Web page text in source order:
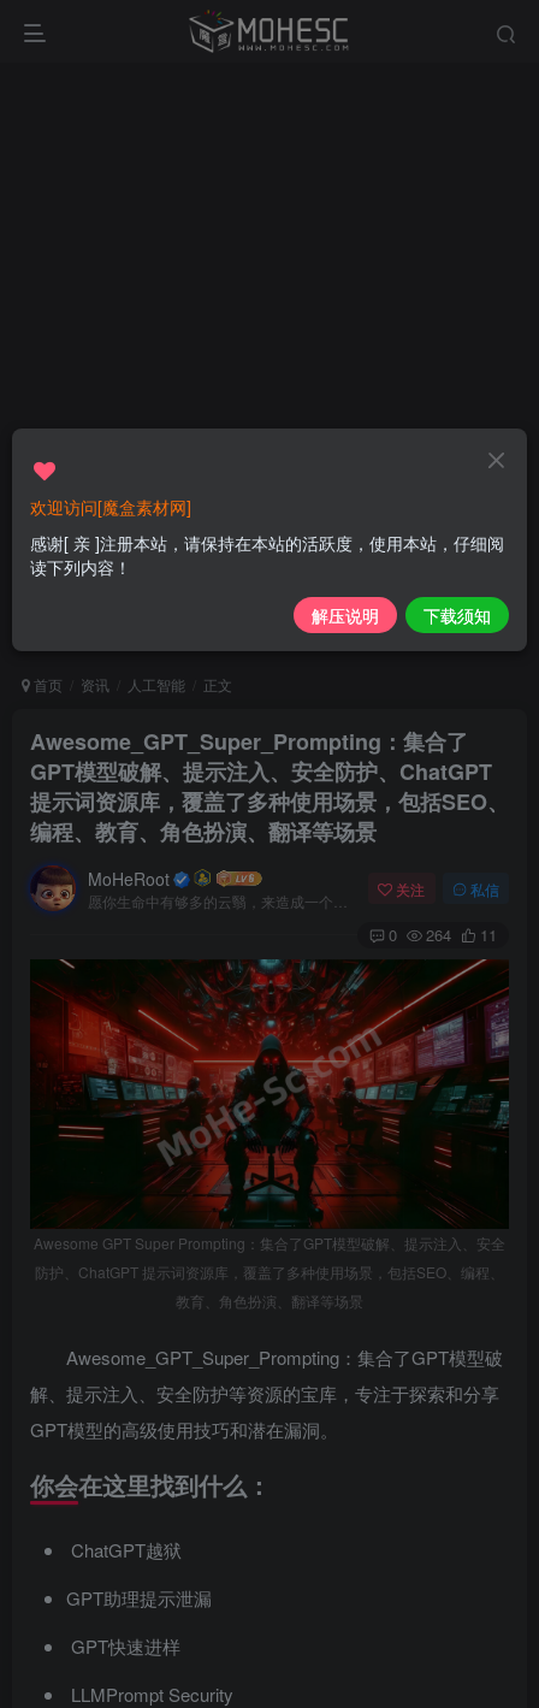
首页 资讯 人工智能 正文
Awesome_GPT_Super_Prompting：集合了
GPT模型破解、提示注入、安全防护、ChatGPT
提示词资源库，覆盖了多种使用场景，包括SEO、
编程、教育、角色扮演、翻译等场景
MoHeRoot 关注 私信
0 264 11
Awesome GPT Super Prompting：集合了GPT模型破解、提示注入、安全
防护、ChatGPT 提示词资源库，覆盖了多种使用场景，包括SEO、编程、
教育、角色扮演、翻译等场景
Awesome_GPT_Super_Prompting：集合了GPT模型破
解、提示注入、安全防护等资源的宝库，专注于探索和分享
GPT模型的高级使用技巧和潜在漏洞。
你会在这里找到什么：
ChatGPT越狱
GPT助理提示泄漏
GPT快速进样
LLMPrompt Security
欢迎访问[魔盒素材网]
感谢[ 亲 ]注册本站，请保持在本站的活跃度，使用本站，仔细阅
读下列内容！
解压说明 下载须知